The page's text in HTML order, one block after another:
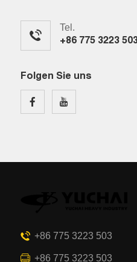
Tel.
+86 775 3223
Folgen Sie uns
+86 775 3223 503
+86 775 3223 503